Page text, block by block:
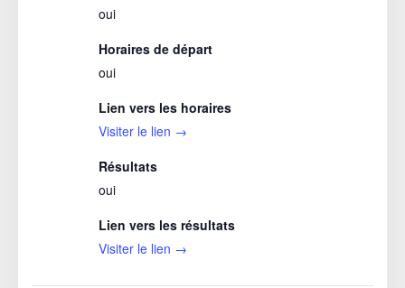
oui
Horaires de départ
oui
Lien vers les horaires
Visiter le lien →
Résultats
oui
Lien vers les résultats
Visiter le lien →